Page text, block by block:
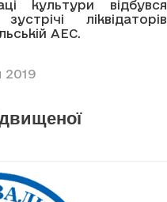
культури відбувся
ліквідаторів
АЕС.
2019